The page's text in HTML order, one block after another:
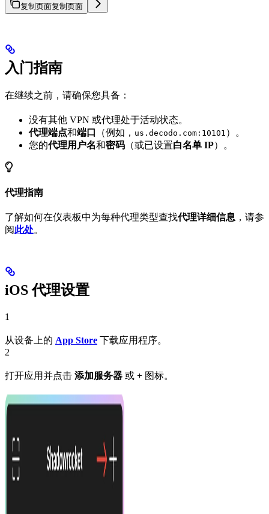
复制页面复制页面
入门指南
在继续之前，请确保您具备：
没有其他 VPN 或代理处于活动状态。
代理端点和端口 （例如， us.decodo.com:10101 ）。
您的代理用户名和密码 （或已设置白名单 IP）。
代理指南
了解如何在仪表板中为每种代理类型查找代理详细信息 ，请参
阅此处。
iOS 代理设置
1
从设备上的 App Store 下载应用程序。
2
打开应用并点击 添加服务器 或 + 图标。